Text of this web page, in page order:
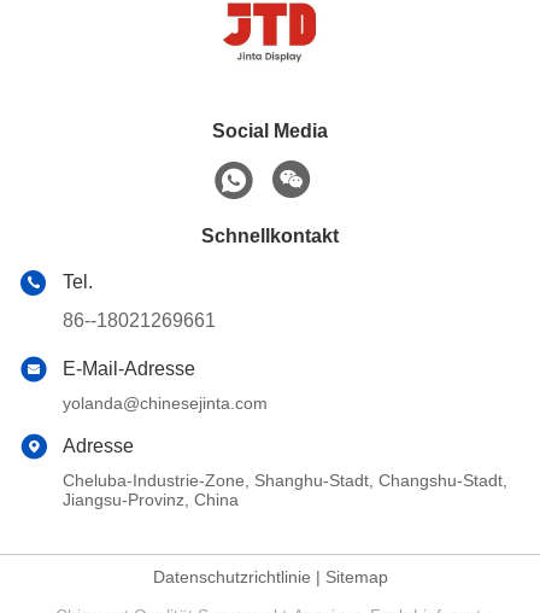
Social Media
Schnellkontakt
Tel.
86--18021269661
E-Mail-Adresse
yolanda@chinesejinta.com
Adresse
Cheluba-Industrie-Zone, Shanghu-Stadt, Changshu-Stadt,
Jiangsu-Provinz, China
Datenschutzrichtlinie | Sitemap